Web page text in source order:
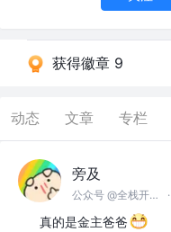
获得徽章 9
动态 文章 专栏
旁及
公众号 @全栈开发师 ·
真的是金主爸爸